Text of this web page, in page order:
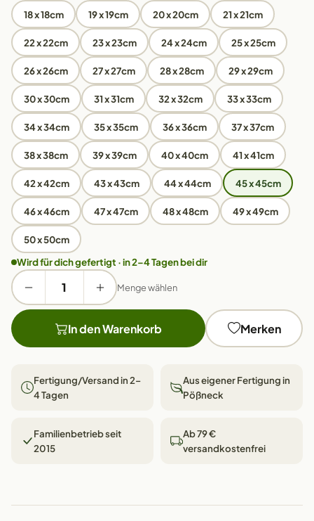
18 x 18cm 19 x 19cm 20 x 20cm 21 x 21cm
22 x 22cm 23 x 23cm 24 x 24cm 25 x 25cm
26 x 26cm 27 x 27cm 28 x 28cm 29 x 29cm
30 x 30cm 31 x 31cm 32 x 32cm 33 x 33cm
34 x 34cm 35 x 35cm 36 x 36cm 37 x 37cm
38 x 38cm 39 x 39cm 40 x 40cm 41 x 41cm
42 x 42cm 43 x 43cm 44 x 44cm 45 x 45cm
46 x 46cm 47 x 47cm 48 x 48cm 49 x 49cm
50 x 50cm
Wird für dich gefertigt · in 2–4 Tagen bei dir
Menge wählen
In den Warenkorb Merken
Fertigung/Versand in 2–
4 Tagen
Aus eigener Fertigung in
Pößneck
Familienbetrieb seit
2015
Ab 79 €
versandkostenfrei